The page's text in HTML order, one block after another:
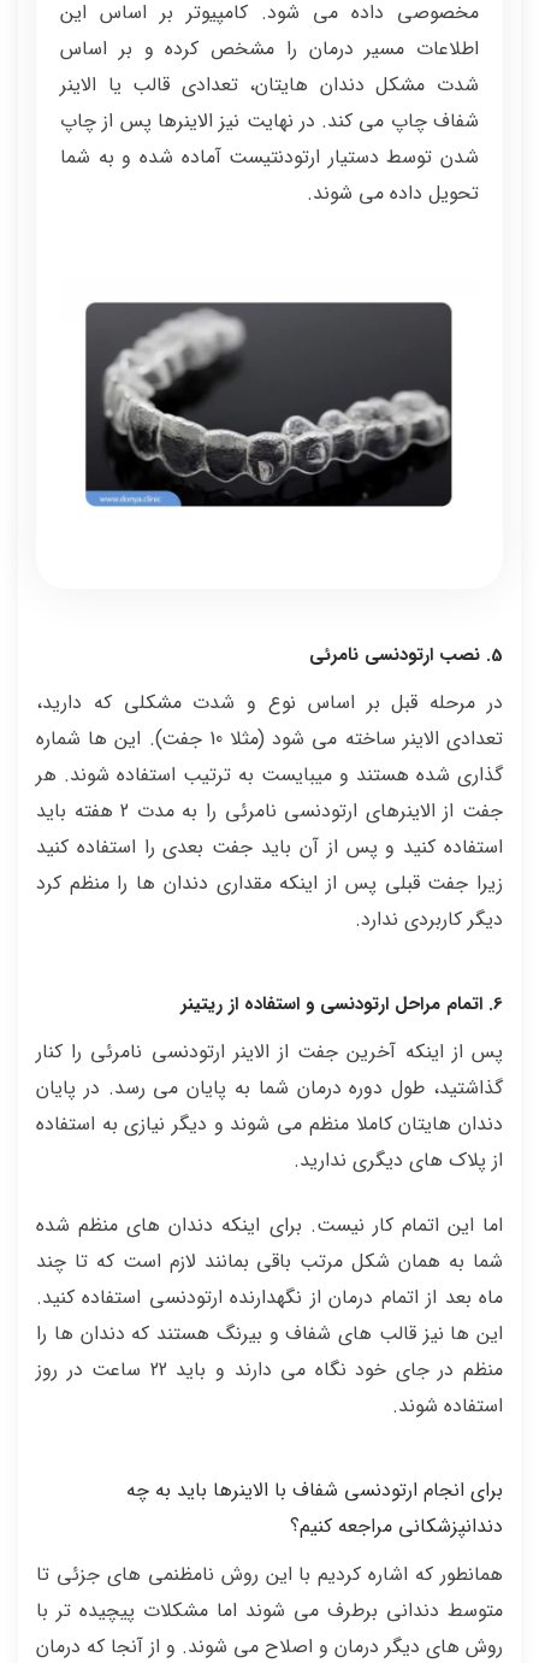
مخصوصی داده می شود. کامپیوتر بر اساس این
اطلاعات مسیر درمان را مشخص کرده و بر اساس
شدت مشکل دندان هایتان، تعدادی قالب یا الاینر
شفاف چاپ می کند. در نهایت نیز الاینرها پس از چاپ
شدن توسط دستیار ارتودنتیست آماده شده و به شما
تحویل داده می شوند.
5. نصب ارتودنسی نامرئی
در مرحله قبل بر اساس نوع و شدت مشکلی که دارید،
تعدادی الاینر ساخته می شود (مثلا 10 جفت). این ها شماره
گذاری شده هستند و میبایست به ترتیب استفاده شوند. هر
جفت از الاینرهای ارتودنسی نامرئی را به مدت 2 هفته باید
استفاده کنید و پس از آن باید جفت بعدی را استفاده کنید
زیرا جفت قبلی پس از اینکه مقداری دندان ها را منظم کرد
دیگر کاربردی ندارد.
6. اتمام مراحل ارتودنسی و استفاده از ریتینر
پس از اینکه آخرین جفت از الاینر ارتودنسی نامرئی را کنار
گذاشتید، طول دوره درمان شما به پایان می رسد. در پایان
دندان هایتان کاملا منظم می شوند و دیگر نیازی به استفاده
از پلاک های دیگری ندارید.
اما این اتمام کار نیست. برای اینکه دندان های منظم شده
شما به همان شکل مرتب باقی بمانند لازم است که تا چند
ماه بعد از اتمام درمان از نگهدارنده ارتودنسی استفاده کنید.
این ها نیز قالب های شفاف و بیرنگ هستند که دندان ها را
منظم در جای خود نگاه می دارند و باید 22 ساعت در روز
استفاده شوند.
برای انجام ارتودنسی شفاف با الاینرها باید به چه
دندانپزشکانی مراجعه کنیم؟
همانطور که اشاره کردیم با این روش نامظنمی های جزئی تا
متوسط دندانی برطرف می شوند اما مشکلات پیچیده تر با
روش های دیگر درمان و اصلاح می شوند. و از آنجا که درمان